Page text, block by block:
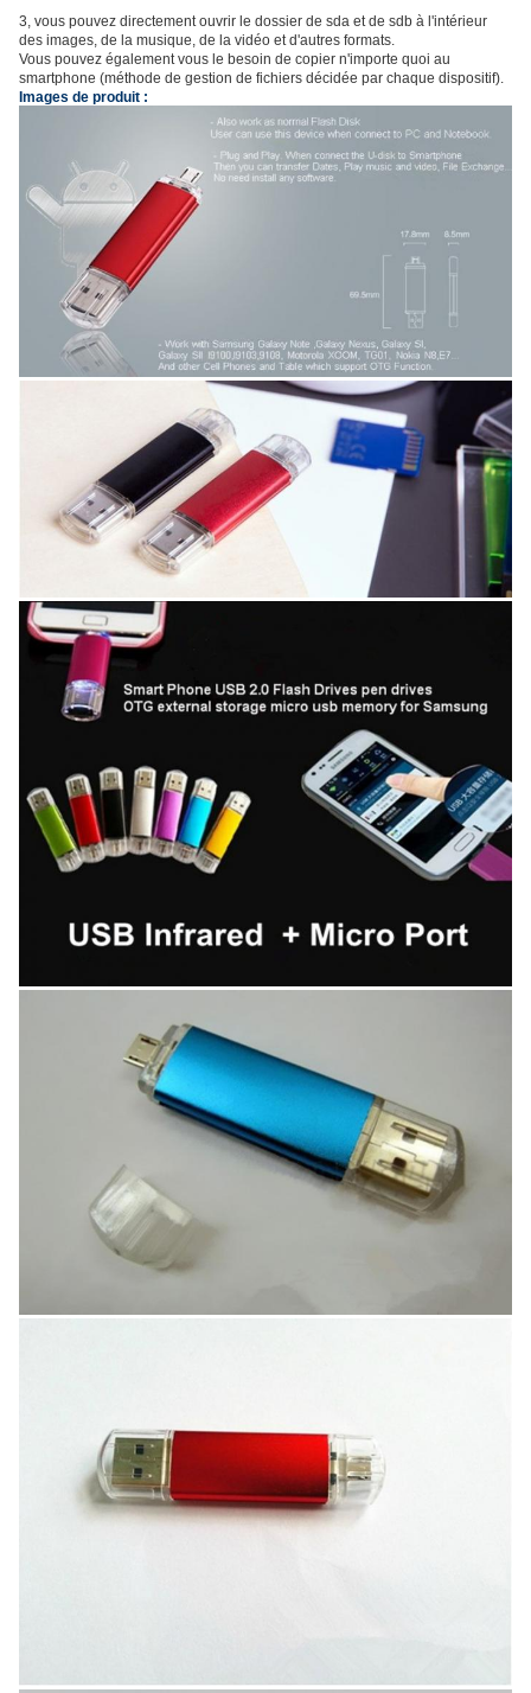
3, vous pouvez directement ouvrir le dossier de sda et de sdb à l'intérieur
des images, de la musique, de la vidéo et d'autres formats.
Vous pouvez également vous le besoin de copier n'importe quoi au
smartphone (méthode de gestion de fichiers décidée par chaque dispositif).
Images de produit :